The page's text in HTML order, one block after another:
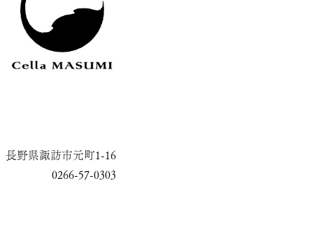
長野県諏訪市元町1-16
0266-57-0303